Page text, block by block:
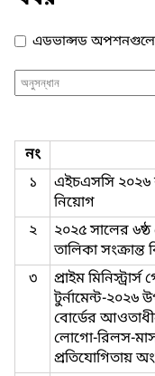
এডভান্সড অপশনগুলো
নং
১
এইচএসসি ২০২৬
নিয়োগ
২
২০২৫ সালের ৬ষ্ঠ
তালিকা সংক্রান্ত
৩
প্রাইম
টুর্নামেন্ট-২০২৬
বোর্ডের
লোগো-রিলস-
প্রতিযোগিতায়